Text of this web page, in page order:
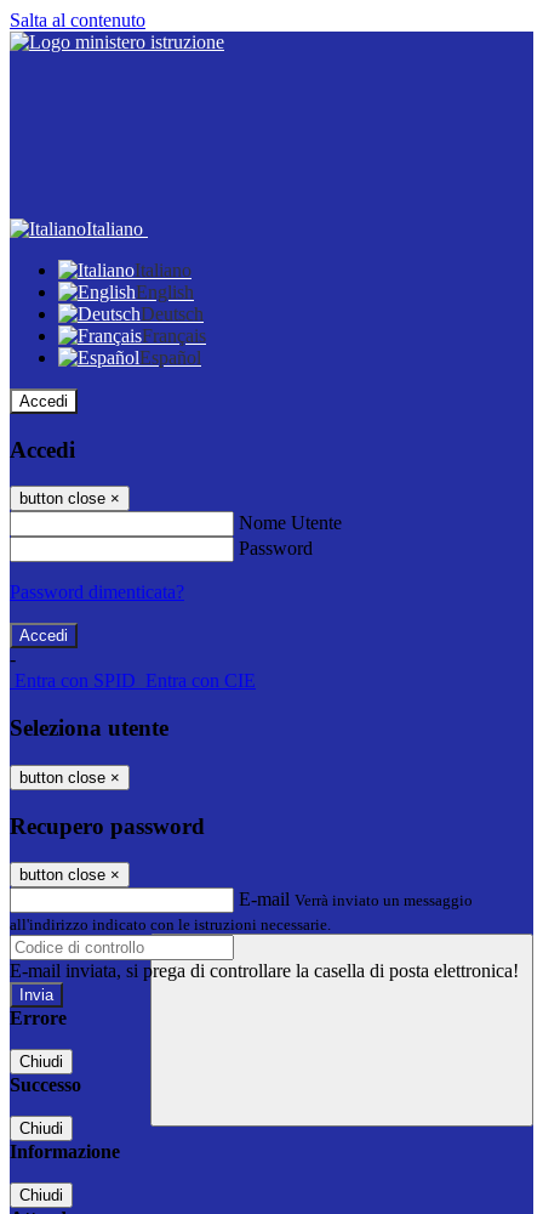
Salta al contenuto
Italiano
Italiano
English
Deutsch
Français
Español
Accedi
Accedi
button close ×
Nome Utente
Password
Password dimenticata?
-
Entra con SPID Entra con CIE
Seleziona utente
button close ×
Recupero password
button close ×
E-mail Verrà inviato un messaggio
all'indirizzo indicato con le istruzioni necessarie.
E-mail inviata, si prega di controllare la casella di posta elettronica!
Errore
Chiudi
Successo
Chiudi
Informazione
Chiudi